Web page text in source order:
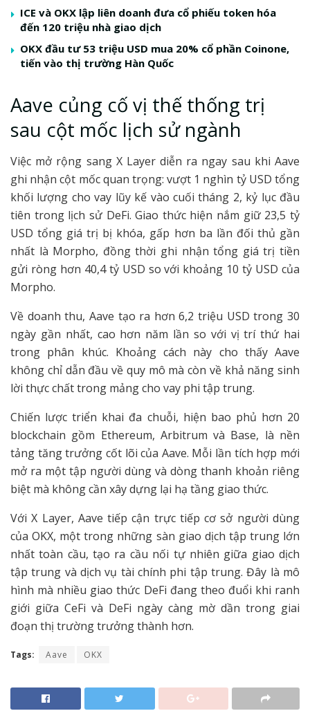
ICE và OKX lập liên doanh đưa cổ phiếu token hóa
đến 120 triệu nhà giao dịch
OKX đầu tư 53 triệu USD mua 20% cổ phần Coinone,
tiến vào thị trường Hàn Quốc
Aave củng cố vị thế thống trị
sau cột mốc lịch sử ngành
Việc mở rộng sang X Layer diễn ra ngay sau khi Aave
ghi nhận cột mốc quan trọng: vượt 1 nghìn tỷ USD tổng
khối lượng cho vay lũy kế vào cuối tháng 2, kỷ lục đầu
tiên trong lịch sử DeFi. Giao thức hiện nắm giữ 23,5 tỷ
USD tổng giá trị bị khóa, gấp hơn ba lần đối thủ gần
nhất là Morpho, đồng thời ghi nhận tổng giá trị tiền
gửi ròng hơn 40,4 tỷ USD so với khoảng 10 tỷ USD của
Morpho.
Về doanh thu, Aave tạo ra hơn 6,2 triệu USD trong 30
ngày gần nhất, cao hơn năm lần so với vị trí thứ hai
trong phân khúc. Khoảng cách này cho thấy Aave
không chỉ dẫn đầu về quy mô mà còn về khả năng sinh
lời thực chất trong mảng cho vay phi tập trung.
Chiến lược triển khai đa chuỗi, hiện bao phủ hơn 20
blockchain gồm Ethereum, Arbitrum và Base, là nền
tảng tăng trưởng cốt lõi của Aave. Mỗi lần tích hợp mới
mở ra một tập người dùng và dòng thanh khoản riêng
biệt mà không cần xây dựng lại hạ tầng giao thức.
Với X Layer, Aave tiếp cận trực tiếp cơ sở người dùng
của OKX, một trong những sàn giao dịch tập trung lớn
nhất toàn cầu, tạo ra cầu nối tự nhiên giữa giao dịch
tập trung và dịch vụ tài chính phi tập trung. Đây là mô
hình mà nhiều giao thức DeFi đang theo đuổi khi ranh
giới giữa CeFi và DeFi ngày càng mờ dần trong giai
đoạn thị trường trưởng thành hơn.
Tags: Aave OKX